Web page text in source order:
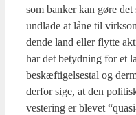
som ban­ker kan gøre
und­la­de at låne til
den­de land eller flyt­te
har det betyd­ning for et
beskæf­ti­gel­ses­tal og
der­for sige, at den
ve­ste­ring er ble­vet